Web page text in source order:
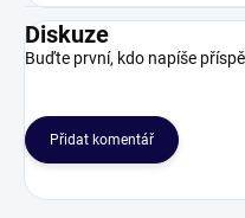
Diskuze
Buďte první, kdo napíše
Přidat komentář